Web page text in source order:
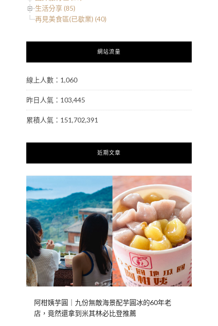
生活分享 (85)
再見美食區(已歇業) (40)
網站流量
線上人數：1,060
昨日人氣：103,445
累積人氣：151,702,391
近期文章
阿柑姨芋圓｜九份無敵海景配芋圓冰的60年老
店，竟然還拿到米其林必比登推薦